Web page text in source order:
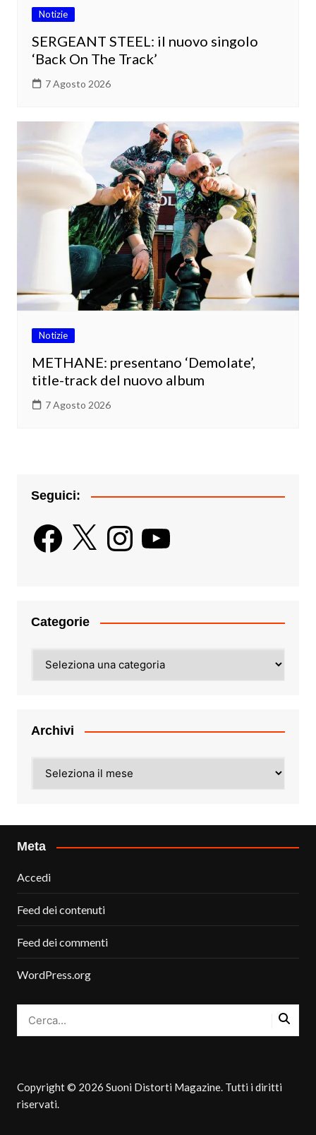
Notizie
SERGEANT STEEL: il nuovo singolo
‘Back On The Track’
7 Agosto 2026
Notizie
METHANE: presentano ‘Demolate’,
title-track del nuovo album
7 Agosto 2026
Seguici:
Facebook
X InstagramYouTube
Categorie
Archivi
Meta
Accedi
Feed dei contenuti
Feed dei commenti
WordPress.org
Copyright © 2026 Suoni Distorti Magazine. Tutti i diritti
riservati.